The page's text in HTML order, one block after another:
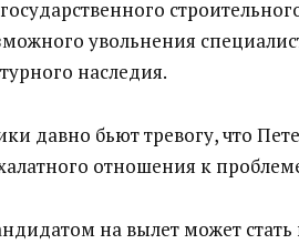
увольнения
наследия.
давно бьют тревогу, что
отношения к
на вылет может стать